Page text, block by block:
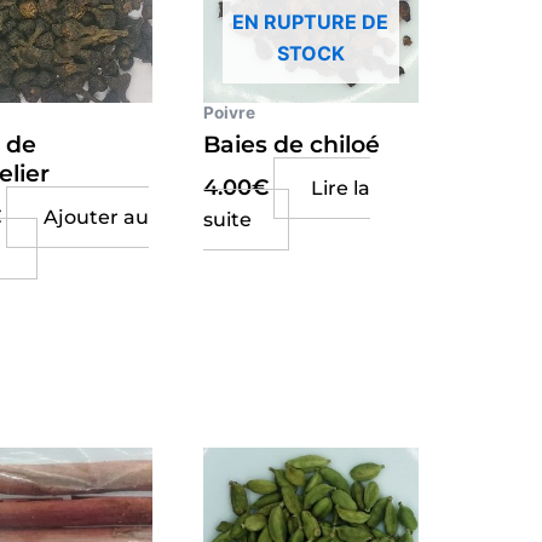
de
Ajouter au
EN RUPTURE DE
STOCK
Poivre
Baies de chiloé
4.00€
Lire la
suite